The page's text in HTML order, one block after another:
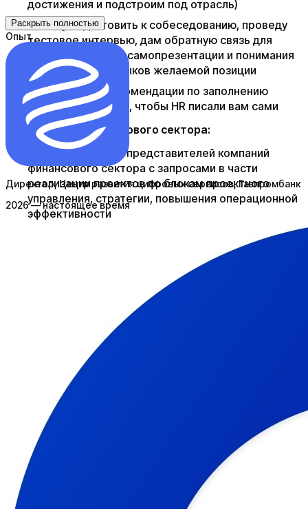
достижения и подстроим под отрасль)
Помогу подготовить к собеседованию, проведу
тестовое интервью, дам обратную связь для
развития навыков самопрезентации и понимания
соответствия навыков желаемой позиции
Предоставлю рекомендации по заполнению
профиля в LinkedIn, чтобы HR писали вам сами
Для компаний финансового сектора:
Проконсультирую представителей компаний
финансового сектора с запросами в части
реализации проектов по блокам проектного
управления, стратегии, повышения операционной
эффективности
Определю возможные сценарии реализации
Раскрыть полностью
Опыт
Директор, Центр развития цифровых сервисов, Газпромбанк
2026 — настоящее время